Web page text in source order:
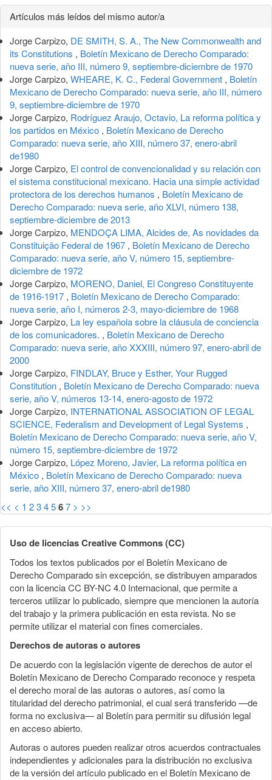
Detalles
del
artículo
Artículos más leídos del mismo autor/a
Jorge Carpizo, DE SMITH, S. A., The New Commonwealth and
its Constitutions , Boletín Mexicano de Derecho Comparado:
nueva serie, año III, número 9, septiembre-diciembre de 1970
Jorge Carpizo, WHEARE, K. C., Federal Government , Boletín
Mexicano de Derecho Comparado: nueva serie, año III, número
9, septiembre-diciembre de 1970
Jorge Carpizo, Rodríguez Araujo, Octavio, La reforma política y
los partidos en México , Boletín Mexicano de Derecho
Comparado: nueva serie, año XIII, número 37, enero-abril
de1980
Jorge Carpizo, El control de convencionalidad y su relación con
el sistema constitucional mexicano. Hacia una simple actividad
protectora de los derechos humanos , Boletín Mexicano de
Derecho Comparado: nueva serie, año XLVI, número 138,
septiembre-diciembre de 2013
Jorge Carpizo, MENDOÇA LIMA, Alcides de, As novidades da
Constituição Federal de 1967 , Boletín Mexicano de Derecho
Comparado: nueva serie, año V, número 15, septiembre-
diciembre de 1972
Jorge Carpizo, MORENO, Daniel, El Congreso Constituyente
de 1916-1917 , Boletín Mexicano de Derecho Comparado:
nueva serie, año I, números 2-3, mayo-diciembre de 1968
Jorge Carpizo, La ley española sobre la cláusula de conciencia
de los comunicadores. , Boletín Mexicano de Derecho
Comparado: nueva serie, año XXXIII, número 97, enero-abril de
2000
Jorge Carpizo, FINDLAY, Bruce y Esther, Your Rugged
Constitution , Boletín Mexicano de Derecho Comparado: nueva
serie, año V, números 13-14, enero-agosto de 1972
Jorge Carpizo, INTERNATIONAL ASSOCIATION OF LEGAL
SCIENCE, Federalism and Development of Legal Systems ,
Boletín Mexicano de Derecho Comparado: nueva serie, año V,
número 15, septiembre-diciembre de 1972
Jorge Carpizo, López Moreno, Javier, La reforma política en
México , Boletín Mexicano de Derecho Comparado: nueva
serie, año XIII, número 37, enero-abril de1980
<< < 1 234567 > >>
Uso de licencias Creative Commons (CC)
Todos los textos publicados por el Boletín Mexicano de
Derecho Comparado sin excepción, se distribuyen amparados
con la licencia CC BY-NC 4.0 Internacional, que permite a
terceros utilizar lo publicado, siempre que mencionen la autoría
del trabajo y la primera publicación en esta revista. No se
permite utilizar el material con fines comerciales.
Derechos de autoras o autores
De acuerdo con la legislación vigente de derechos de autor el
Boletín Mexicano de Derecho Comparado reconoce y respeta
el derecho moral de las autoras o autores, así como la
titularidad del derecho patrimonial, el cual será transferido —de
forma no exclusiva— al Boletín para permitir su difusión legal
en acceso abierto.
Autoras o autores pueden realizar otros acuerdos contractuales
independientes y adicionales para la distribución no exclusiva
de la versión del artículo publicado en el Boletín Mexicano de